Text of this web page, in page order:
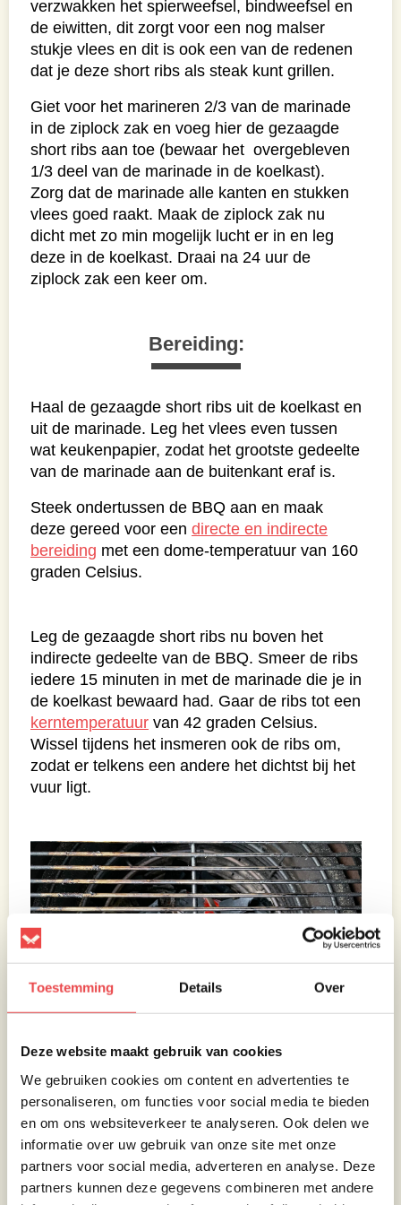
Toestemming Details Over
Deze website maakt gebruik van cookies
We gebruiken cookies om content en advertenties te
personaliseren, om functies voor social media te bieden
en om ons websiteverkeer te analyseren. Ook delen we
informatie over uw gebruik van onze site met onze
partners voor social media, adverteren en analyse. Deze
partners kunnen deze gegevens combineren met andere
verzwakken het spierweefsel, bindweefsel en
de eiwitten, dit zorgt voor een nog malser
stukje vlees en dit is ook een van de redenen
dat je deze short ribs als steak kunt grillen.
Giet voor het marineren 2/3 van de marinade
in de ziplock zak en voeg hier de gezaagde
short ribs aan toe (bewaar het overgebleven
1/3 deel van de marinade in de koelkast).
Zorg dat de marinade alle kanten en stukken
vlees goed raakt. Maak de ziplock zak nu
dicht met zo min mogelijk lucht er in en leg
deze in de koelkast. Draai na 24 uur de
ziplock zak een keer om.
Bereiding:
Haal de gezaagde short ribs uit de koelkast en
uit de marinade. Leg het vlees even tussen
wat keukenpapier, zodat het grootste gedeelte
van de marinade aan de buitenkant eraf is.
Steek ondertussen de BBQ aan en maak
deze gereed voor een directe en indirecte
bereiding met een dome-temperatuur van 160
graden Celsius.
Leg de gezaagde short ribs nu boven het
indirecte gedeelte van de BBQ. Smeer de ribs
iedere 15 minuten in met de marinade die je in
de koelkast bewaard had. Gaar de ribs tot een
kerntemperatuur van 42 graden Celsius.
Wissel tijdens het insmeren ook de ribs om,
zodat er telkens een andere het dichtst bij het
vuur ligt.